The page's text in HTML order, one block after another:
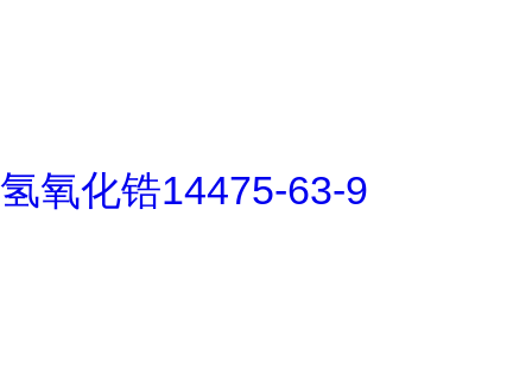
氢氧化锆14475-63-9